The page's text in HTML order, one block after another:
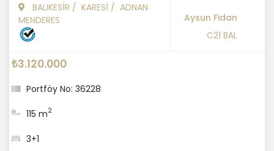
BALIKESİR / KARESİ / ADNAN
MENDERES
Aysun Fidan
C21 BAL
₺3.120.000
Portföy No: 36228
115 m2
3+1